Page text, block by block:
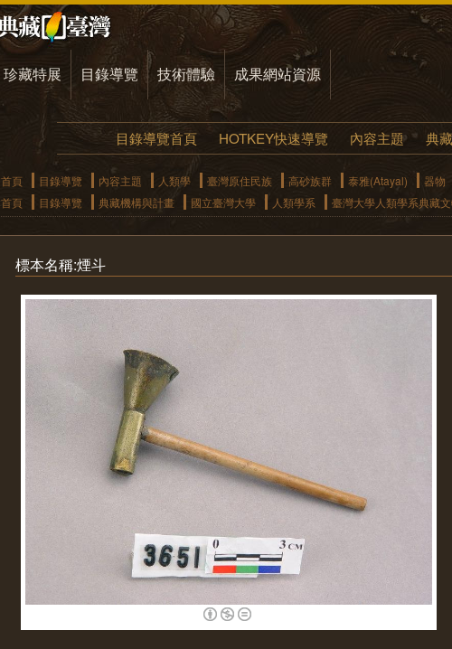
珍藏特展 目錄導覽 技術體驗 成果網站資源
目錄導覽首頁 HOTKEY快速導覽 內容主題 典
首頁 目錄導覽 內容主題 人類學 臺灣原住民族 高砂族群 泰雅(Atayal)
器物
首頁
目錄導覽 典藏機構與計畫 國立臺灣大學 人類學系 臺灣大學人類學系典藏
標本名稱:煙斗